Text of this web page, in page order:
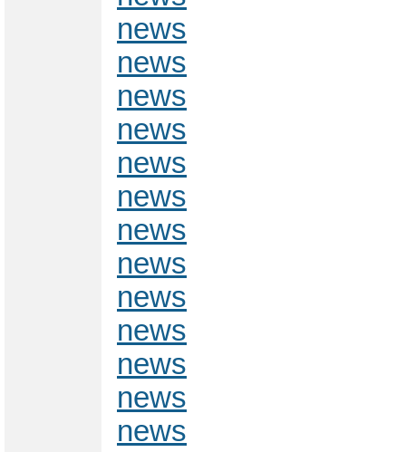
news
news
news
news
news
news
news
news
news
news
news
news
news